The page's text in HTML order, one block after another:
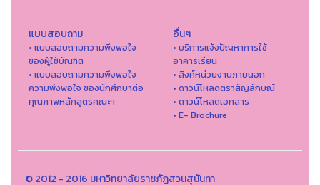
แบบสอบถาม
• แบบสอบถามความพึงพอใจ
ของผู้ใช้บัณฑิต
• แบบสอบถามความพึงพอใจ
ความพึงพอใจ ของนักศึกษาต่อ
คุณภาพหลักสูตรคณะฯ
อื่นๆ
• บริการแจ้งปัญหาการใ่ช้
อาคารเรียน
• ลิงค์หน่วยงานภายนอก
• ดาวน์โหลดตราสัญลักษณ์
• ดาวน์โหลดเอกสาร
• E- Brochure
© 2012 - 2016 มหาวิทยาลัยราชภัฏสวนสุนันทา